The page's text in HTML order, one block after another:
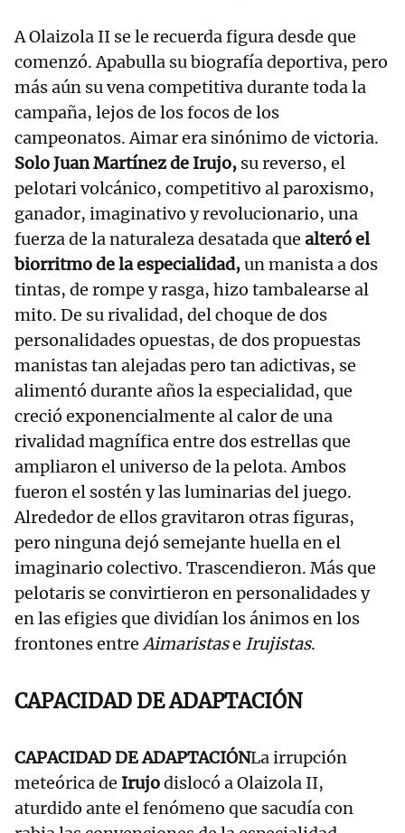
A Olaizola II se le recuerda figura desde que
comenzó. Apabulla su biografía deportiva, pero
más aún su vena competitiva durante toda la
campaña, lejos de los focos de los
campeonatos. Aimar era sinónimo de victoria.
Solo Juan Martínez de Irujo, su reverso, el
pelotari volcánico, competitivo al paroxismo,
ganador, imaginativo y revolucionario, una
fuerza de la naturaleza desatada que alteró el
biorritmo de la especialidad,un manista a dos
tintas, de rompe y rasga, hizo tambalearse al
mito. De su rivalidad, del choque de dos
personalidades opuestas, de dos propuestas
manistas tan alejadas pero tan adictivas, se
alimentó durante años la especialidad, que
creció exponencialmente al calor de una
rivalidad magnífica entre dos estrellas que
ampliaron el universo de la pelota. Ambos
fueron el sostén y las luminarias del juego.
Alrededor de ellos gravitaron otras figuras,
pero ninguna dejó semejante huella en el
imaginario colectivo. Trascendieron. Más que
pelotaris se convirtieron en personalidades y
en las efigies que dividían los ánimos en los
frontones entreAimaristase Irujistas.
CAPACIDAD DE ADAPTACIÓN
CAPACIDAD DE ADAPTACIÓNLa irrupción
meteórica de Irujodislocó a Olaizola II,
aturdido ante el fenómeno que sacudía con